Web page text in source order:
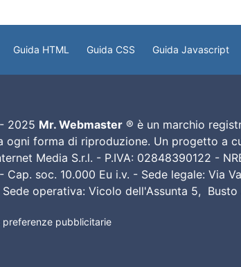
Guida HTML Guida CSS Guida Javascript
2025 Mr. Webmaster® è un marchio
ogni forma di riproduzione. Un progetto a
Media S.r.l. - P.IVA: 02848390122 -
Cap. soc. 10.000 Eu i.v. - Sede legale: Via
Sede operativa: Vicolo dell'Assunta 5, Busto
preferenze pubblicitarie